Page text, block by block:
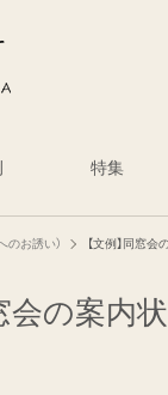
特集
のお誘い） 【文例】同窓会
会の案内状